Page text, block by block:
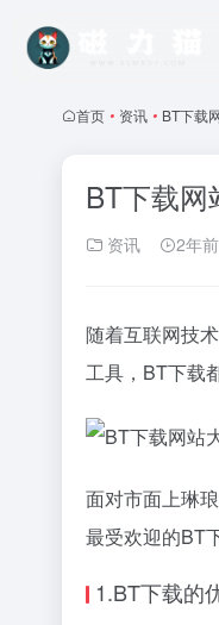
首页 • 资讯 • BT下载
BT下载
资讯 2年
随着互联网技
工具，BT下载
面对市面上琳
最受欢迎的BT
1.BT下载的